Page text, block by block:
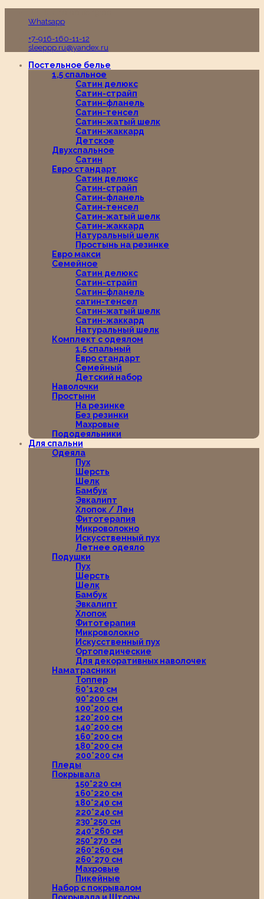
Whatsapp
+7-916-160-11-12
sleeppp.ru@yandex.ru
Постельное белье
1,5 спальное
Сатин делюкс
Сатин-страйп
Сатин-фланель
Сатин-тенсел
Сатин-жатый шелк
Сатин-жаккард
Детское
Двухспальное
Сатин
Евро стандарт
Сатин делюкс
Сатин-страйп
Сатин-фланель
Сатин-тенсел
Сатин-жатый шелк
Сатин-жаккард
Натуральный шелк
Простынь на резинке
Евро макси
Семейное
Сатин делюкс
Сатин-страйп
Сатин-фланель
сатин-тенсел
Сатин-жатый шелк
Сатин-жаккард
Натуральный шелк
Комплект с одеялом
1,5 спальный
Евро стандарт
Семейный
Детский набор
Наволочки
Простыни
На резинке
Без резинки
Махровые
Пододеяльники
Для спальни
Одеяла
Пух
Шерсть
Шелк
Бамбук
Эвкалипт
Хлопок / Лен
Фитотерапия
Микроволокно
Искусственный пух
Летнее одеяло
Подушки
Пух
Шерсть
Шелк
Бамбук
Эвкалипт
Хлопок
Фитотерапия
Микроволокно
Искусственный пух
Ортопедические
Для декоративных наволочек
Наматрасники
Топпер
60*120 см
90*200 см
100*200 см
120*200 см
140*200 см
160*200 см
180*200 см
200*200 см
Пледы
Покрывала
150*220 см
160*220 см
180*240 см
220*240 см
230*250 см
240*260 см
250*270 см
260*260 см
260*270 см
Махровые
Пикейные
Набор с покрывалом